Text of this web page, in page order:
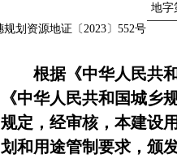
根据《中华人民共
《中华人民共和国城乡
规定，经审核，本建设
划和用途管制要求，颁